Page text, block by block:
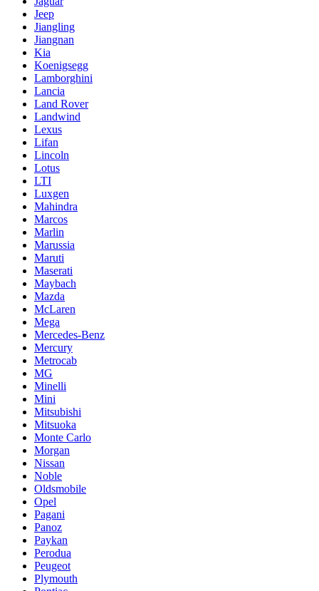
Jeep
Jiangling
Jiangnan
Kia
Koenigsegg
Lamborghini
Lancia
Land Rover
Landwind
Lexus
Lifan
Lincoln
Lotus
LTI
Luxgen
Mahindra
Marcos
Marlin
Marussia
Maruti
Maserati
Maybach
Mazda
McLaren
Mega
Mercedes-Benz
Mercury
Metrocab
MG
Minelli
Mini
Mitsubishi
Mitsuoka
Monte Carlo
Morgan
Nissan
Noble
Oldsmobile
Opel
Pagani
Panoz
Paykan
Perodua
Peugeot
Plymouth